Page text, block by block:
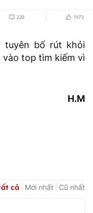
tuyên bố rút khỏi
vào top tìm kiếm vì
H.M
cả Mới nhất Cũ nhất